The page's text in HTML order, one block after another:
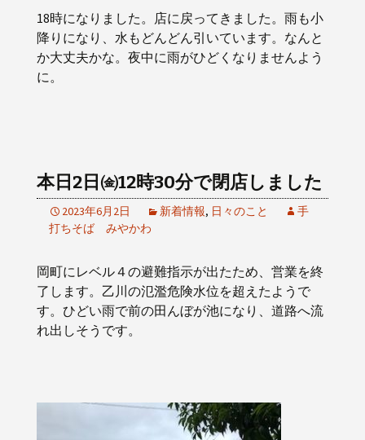
18時になりました。店に戻ってきました。雨も小
降りになり、水もどんどん引いています。なんと
か大丈夫かな。夜中に雨がひどくなりませんよう
に。
本日2日㈮12時30分で閉店しました
2023年6月2日 新着情報, 日々のこと
手
打ちそば みやかわ
岡町にレベル４の避難指示が出たため、営業を終
了します。乙川の氾濫危険水位を超えたようで
す。ひどい雨で前の田んぼが池になり、道路へ流
れ出しそうです。